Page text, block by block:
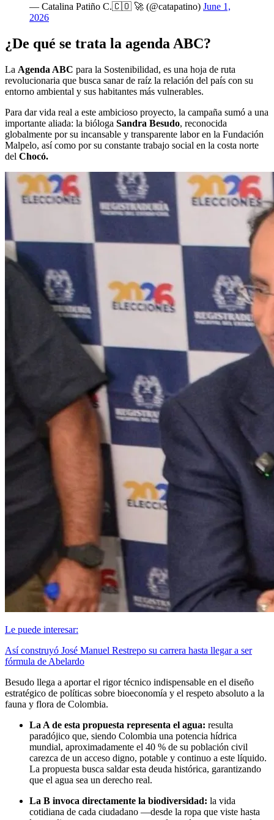
— Catalina Patiño C.🇨🇴 🚀 (@catapatino) June 1,
2026
¿De qué se trata la agenda ABC?
La Agenda ABC para la Sostenibilidad, es una hoja de ruta
revolucionaria que busca sanar de raíz la relación del país con su
entorno ambiental y sus habitantes más vulnerables.
Para dar vida real a este ambicioso proyecto, la campaña sumó a una
importante aliada: la bióloga Sandra Besudo, reconocida
globalmente por su incansable y transparente labor en la Fundación
Malpelo, así como por su constante trabajo social en la costa norte
del Chocó.
Le puede interesar:
Así construyó José Manuel Restrepo su carrera hasta llegar a ser
fórmula de Abelardo
Besudo llega a aportar el rigor técnico indispensable en el diseño
estratégico de políticas sobre bioeconomía y el respeto absoluto a la
fauna y flora de Colombia.
La A de esta propuesta representa el agua: resulta
paradójico que, siendo Colombia una potencia hídrica
mundial, aproximadamente el 40 % de su población civil
carezca de un acceso digno, potable y continuo a este líquido.
La propuesta busca saldar esta deuda histórica, garantizando
que el agua sea un derecho real.
La B invoca directamente la biodiversidad: la vida
cotidiana de cada ciudadano —desde la ropa que viste hasta